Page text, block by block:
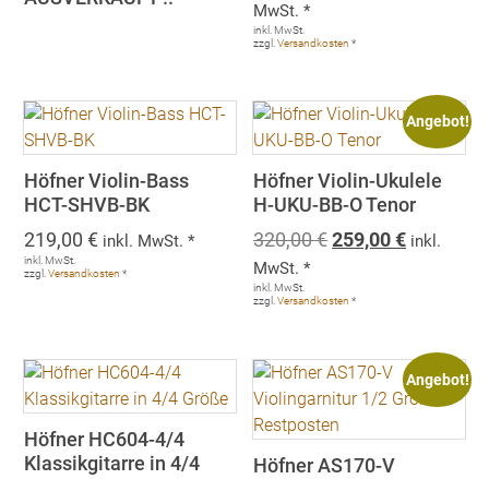
MwSt. *
inkl. MwSt.
zzgl.Versandkosten *
Höfner Violin-Bass
HCT-SHVB-BK
219,00€ inkl. MwSt. *
inkl. MwSt.
zzgl.Versandkosten *
Angebot!
Höfner Violin-Ukulele
H-UKU-BB-O Tenor
320,00€Ursprünglicher
war:
259,00€Aktueller
inkl.
MwSt. *
inkl. MwSt.
zzgl.Versandkosten *
Höfner HC604-4/4
Klassikgitarre in 4/4
Angebot!
Höfner AS170-V